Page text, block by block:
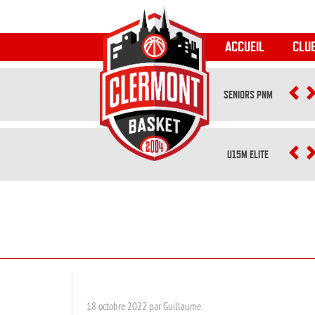
ACCUEIL
SENIORS PNM
U15M ELITE
18 octobre 2022 par Guillaume.